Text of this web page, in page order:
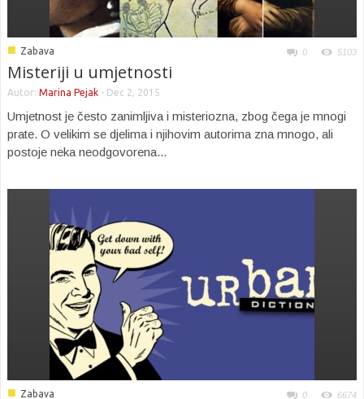
■ Zabava 0 5103
Misteriji u umjetnosti
Autor: Marina Pejak - Dec 2, 2015
Umjetnost je često zanimljiva i misteriozna, zbog čega je mnogi
prate. O velikim se djelima i njihovim autorima zna mnogo, ali
postoje neka neodgovorena...
■ Zabava 0 6674